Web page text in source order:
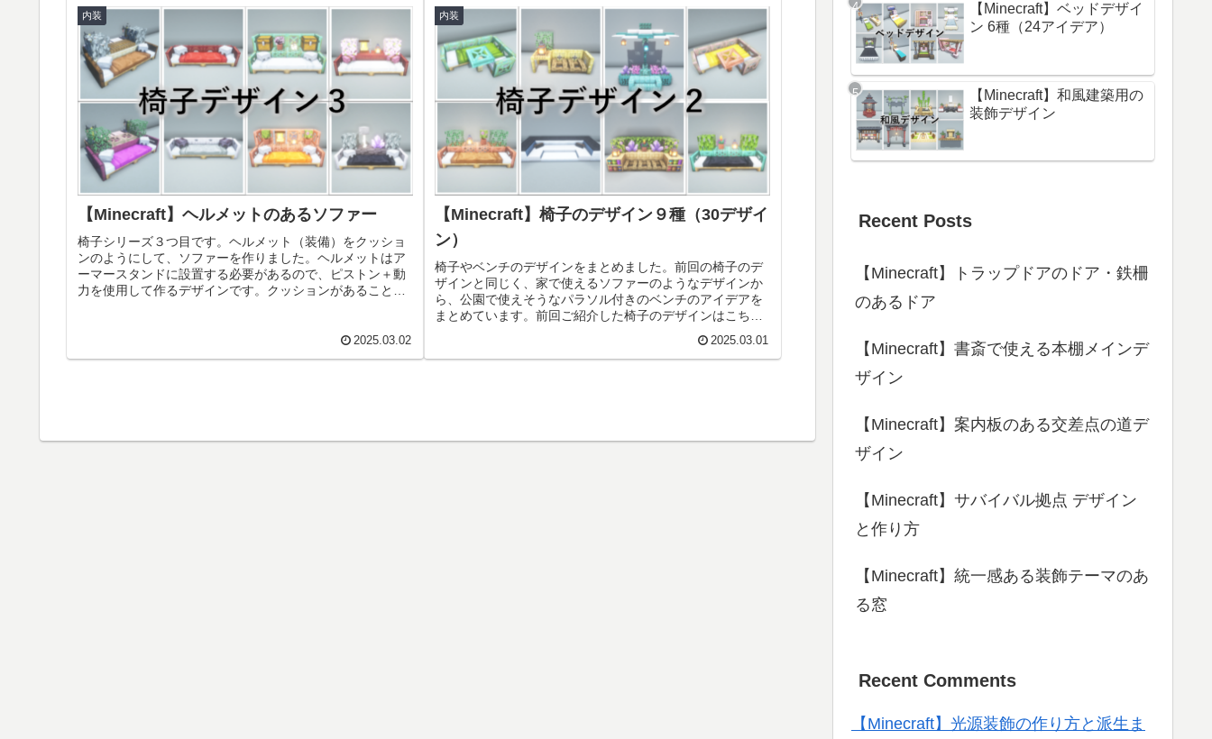
内装
【Minecraft】ヘルメットのあるソファー
椅子シリーズ３つ目です。ヘルメット（装備）をクッショ
ンのようにして、ソファーを作りました。ヘルメットはア
ーマースタンドに設置する必要があるので、ピストン＋動
力を使用して作るデザインです。クッションがあることで
2025.03.02
内装
【Minecraft】椅子のデザイン９種（30デザイ
ン）
椅子やベンチのデザインをまとめました。前回の椅子のデ
ザインと同じく、家で使えるソファーのようなデザインか
ら、公園で使えそうなパラソル付きのベンチのアイデアを
まとめています。前回ご紹介した椅子のデザインはこちら
2025.03.01
【Minecraft】ベッドデザイ
ン 6種（24アイデア）
【Minecraft】和風建築用の
装飾デザイン
Recent Posts
【Minecraft】トラップドアのドア・鉄柵
のあるドア
【Minecraft】書斎で使える本棚メインデ
ザイン
【Minecraft】案内板のある交差点の道デ
ザイン
【Minecraft】サバイバル拠点 デザイン
と作り方
【Minecraft】統一感ある装飾テーマのあ
る窓
Recent Comments
【Minecraft】光源装飾の作り方と派生ま